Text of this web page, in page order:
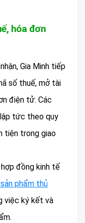
hóa đơn
Gia Minh tiếp
số thuế, mở tài
điện tử. Các
lập tức theo quy
tiện trong giao
đồng kinh tế
phẩm thủ
việc ký kết và